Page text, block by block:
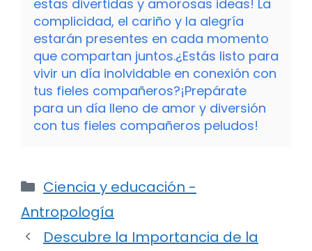
estas divertidas y amorosas ideas! La
complicidad, el cariño y la alegría
estarán presentes en cada momento
que compartan juntos.¿Estás listo para
vivir un día inolvidable en conexión con
tus fieles compañeros?¡Prepárate
para un día lleno de amor y diversión
con tus fieles compañeros peludos!
Categorías
Ciencia y educación -
Antropología
Descubre la Importancia de la